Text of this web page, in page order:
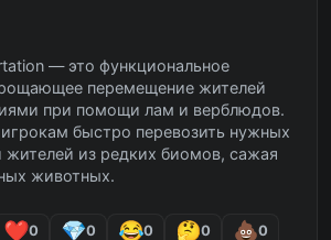
— это функциональное
перемещение жителей
при помощи лам и верблюдов.
быстро перевозить нужных
жителей из редких биомов, сажая
животных.
0 0 0 0 0